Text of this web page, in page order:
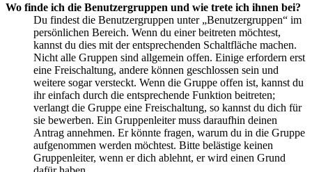
Wo finde ich die Benutzergruppen und wie trete ich ihnen bei?
Du findest die Benutzergruppen unter „Benutzergruppen“ im
persönlichen Bereich. Wenn du einer beitreten möchtest,
kannst du dies mit der entsprechenden Schaltfläche machen.
Nicht alle Gruppen sind allgemein offen. Einige erfordern erst
eine Freischaltung, andere können geschlossen sein und
weitere sogar versteckt. Wenn die Gruppe offen ist, kannst du
ihr einfach durch die entsprechende Funktion beitreten;
verlangt die Gruppe eine Freischaltung, so kannst du dich für
sie bewerben. Ein Gruppenleiter muss daraufhin deinen
Antrag annehmen. Er könnte fragen, warum du in die Gruppe
aufgenommen werden möchtest. Bitte belästige keinen
Gruppenleiter, wenn er dich ablehnt, er wird einen Grund